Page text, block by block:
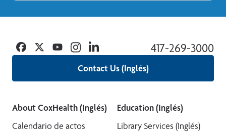
Contact Us (Inglés)
417-269-3000
Facebook
TwitterYouTubeInstagramLinkedin
About CoxHealth (Inglés)
Calendario de actos
Education (Inglés)
Library Services (Inglés)